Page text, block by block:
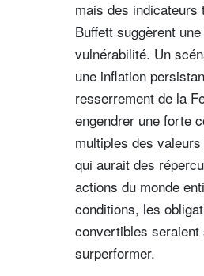
mais des indicateurs
Buffett suggèrent
vulnérabilité. Un
une inflation
resserrement de la
engendrer une forte
multiples des
qui aurait des
actions du monde
conditions, les
convertibles
surperformer.